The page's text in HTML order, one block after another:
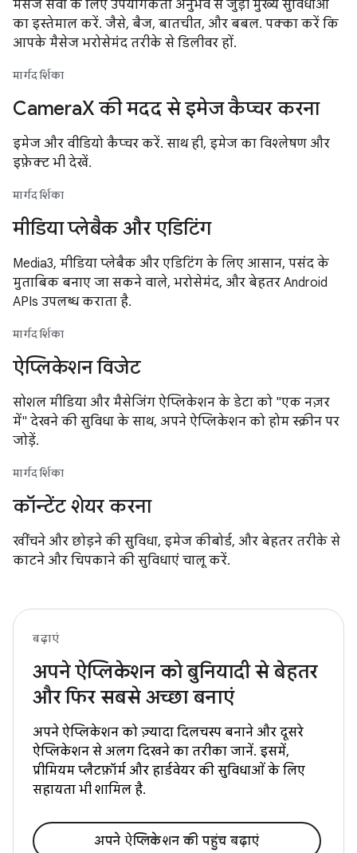
मैसेज सेवा के लिए उपयोगकर्ता अनुभव से जुड़ी मुख्य सुविधाओं
का इस्तेमाल करें. जैसे, बैज, बातचीत, और बबल. पक्का करें कि
आपके मैसेज भरोसेमंद तरीके से डिलीवर हों.
मार्गदर्शिका
CameraX की मदद से इमेज कैप्चर करना
इमेज और वीडियो कैप्चर करें. साथ ही, इमेज का विश्लेषण और
इफ़ेक्ट भी देखें.
मार्गदर्शिका
मीडिया प्लेबैक और एडिटिंग
Media3, मीडिया प्लेबैक और एडिटिंग के लिए आसान, पसंद के
मुताबिक बनाए जा सकने वाले, भरोसेमंद, और बेहतर Android
APIs उपलब्ध कराता है.
मार्गदर्शिका
ऐप्लिकेशन विजेट
सोशल मीडिया और मैसेजिंग ऐप्लिकेशन के डेटा को "एक नज़र
में" देखने की सुविधा के साथ, अपने ऐप्लिकेशन को होम स्क्रीन पर
जोड़ें.
मार्गदर्शिका
कॉन्टेंट शेयर करना
खींचने और छोड़ने की सुविधा, इमेज कीबोर्ड, और बेहतर तरीके से
काटने और चिपकाने की सुविधाएं चालू करें.
बढ़ाएं
अपने ऐप्लिकेशन को बुनियादी से बेहतर
और फिर सबसे अच्छा बनाएं
अपने ऐप्लिकेशन को ज़्यादा दिलचस्प बनाने और दूसरे
ऐप्लिकेशन से अलग दिखने का तरीका जानें. इसमें,
प्रीमियम प्लैटफ़ॉर्म और हार्डवेयर की सुविधाओं के लिए
सहायता भी शामिल है.
अपने ऐप्लिकेशन की पहुंच बढ़ाएं